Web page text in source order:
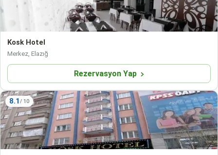
Kosk Hotel
Merkez, Elazığ
Rezervasyon Yap
8.1